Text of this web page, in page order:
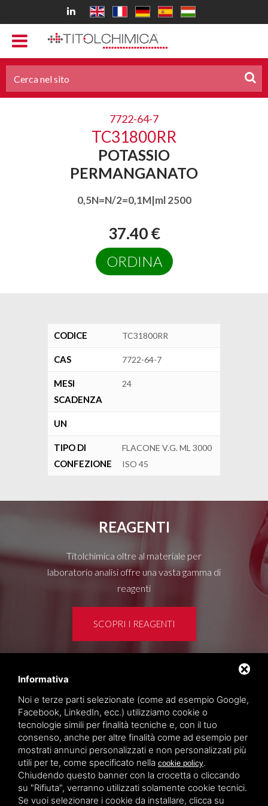
7722-64-7
TC31800RR
POTASSIO
PERMANGANATO
0,5N=N/2=0,1M|ml 2500
37.40 €
ORDINA
CODICE TC31800RR
CAS 7722-64-7
MESI
SCADENZA
24
UN
TIPO DI
CONFEZIONE
FLACONE V.G. ML 3000
ISO 45
REAGENTI
Titolchimica oltre al materiale per
laboratorio analisi offre una vasta gamma di
reagenti
SCOPRI I REAGENTI
Area clienti
Privacy policy
Sitemap
TITOLCHIMICA SPA - VIA DELL'ARTIGIANATO, 2
(MACROAREA) 45030 VILLAMARZANA (RO) ITALY,
TEL +39 0425 492644. P.I. 00748970290
Informativa
Noi e terze parti selezionate (come ad esempio Google,
Facebook, LinkedIn, ecc.) utilizziamo cookie o
tecnologie simili per finalità tecniche e, con il tuo
consenso, anche per altre finalità come ad esempio per
mostrati annunci personalizzati e non personalizzati più
utili per te, come specificato nella cookie policy.
Chiudendo questo banner con la crocetta o cliccando
su "Rifiuta", verranno utilizzati solamente cookie tecnici.
Se vuoi selezionare i cookie da installare, clicca su